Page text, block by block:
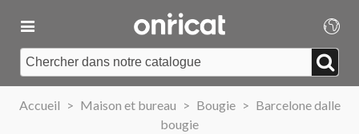
Accueil > Maison et bureau > Bougie > Barcelone dalle
bougie